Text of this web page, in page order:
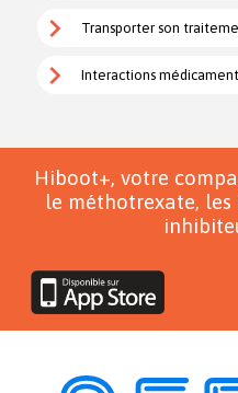
Transporter son
Interactions
Hiboot+, votre
le méthotrexate,